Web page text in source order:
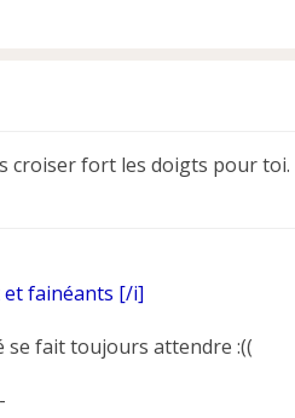
croiser fort les doigts pour toi.
fainéants [/i]
se fait toujours attendre :((